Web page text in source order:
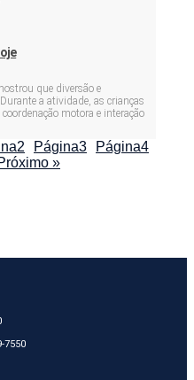
que diversão e
a atividade, as crianças
motora e interação
2 Página3 Página4
»
7550